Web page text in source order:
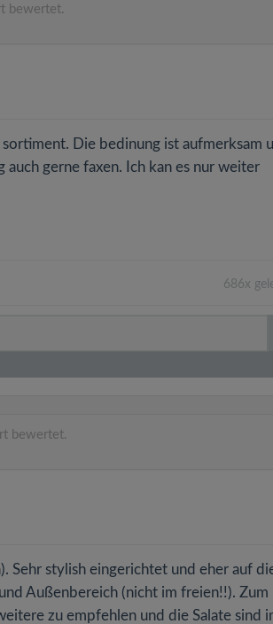
bewertet.
sortiment. Die bedinung ist aufmerksam
gerne faxen. Ich kan es nur weiter
686x
bewertet.
Sehr stylish eingerichtet und eher auf
Außenbereich (nicht im freien!!). Zum
zu empfehlen und die Salate sind